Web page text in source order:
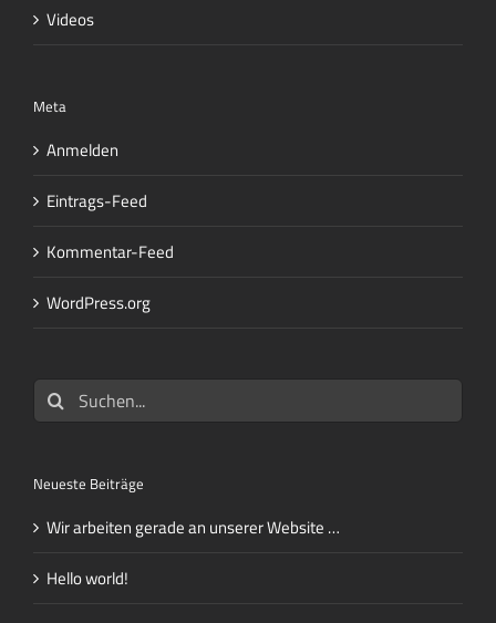
Videos
Meta
Anmelden
Eintrags-Feed
Kommentar-Feed
WordPress.org
Suche
nach:
Neueste Beiträge
Wir arbeiten gerade an unserer Website …
Hello world!